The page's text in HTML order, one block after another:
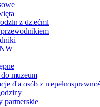
z dziećmi
muzeum
dla osób z
partnerskie